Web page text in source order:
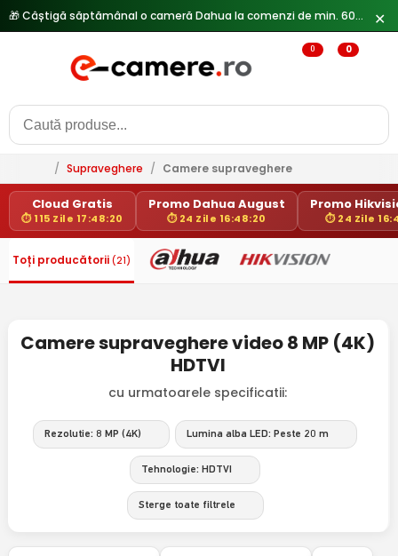
✕
0 0
/ Supraveghere / Camere supraveghere
Cloud Gratis
⏱ 115 Zile 17:48:20
Promo Dahua August
⏱ 24 Zile 16:48:20
Promo
⏱ 24 Zile
Toți producătorii (21)
Camere supraveghere video 8 MP (4K)
HDTVI
cu urmatoarele specificatii:
Rezolutie: 8 MP (4K) Lumina alba LED: Peste 20 m
Tehnologie: HDTVI
Sterge toate filtrele